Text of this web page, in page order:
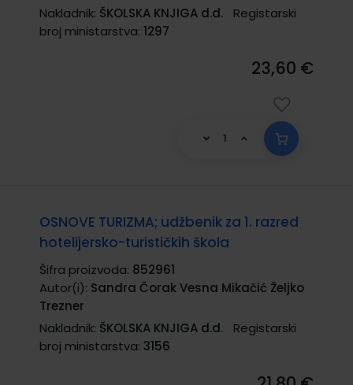
Nakladnik: ŠKOLSKA KNJIGA d.d.
Registarski
broj ministarstva: 1297
23,60 €
OSNOVE TURIZMA; udžbenik za 1. razred
hotelijersko-turističkih škola
Šifra proizvoda: 852961
Autor(i): Sandra Čorak Vesna Mikačić Željko
Trezner
Nakladnik: ŠKOLSKA KNJIGA d.d.
Registarski
broj ministarstva: 3156